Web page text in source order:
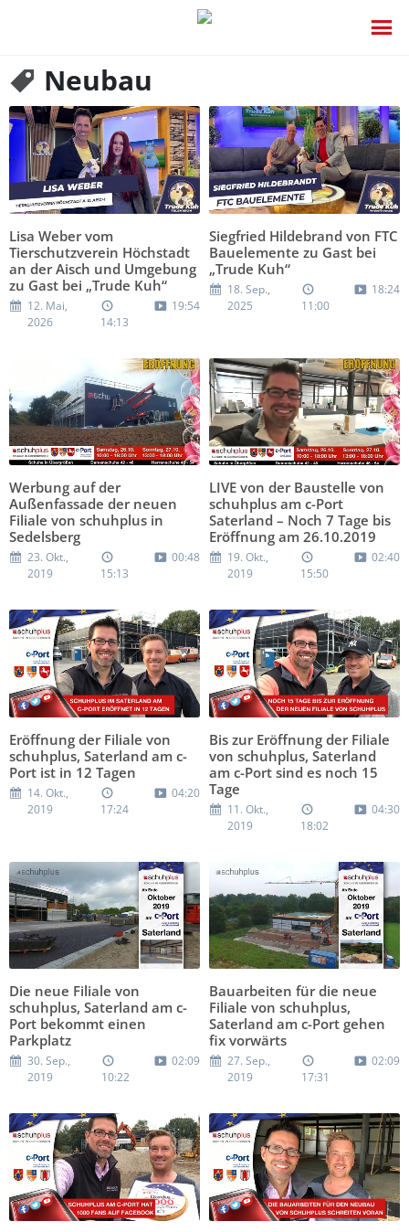
Neubau
Lisa Weber vom
Tierschutzverein Höchstadt
an der Aisch und Umgebung
zu Gast bei „Trude Kuh“
12. Mai,
2026
14:13
19:54
Siegfried Hildebrand von FTC
Bauelemente zu Gast bei
„Trude Kuh“
18. Sep.,
2025
11:00
18:24
Werbung auf der
Außenfassade der neuen
Filiale von schuhplus in
Sedelsberg
23. Okt.,
2019
15:13
00:48
LIVE von der Baustelle von
schuhplus am c-Port
Saterland – Noch 7 Tage bis
Eröffnung am 26.10.2019
19. Okt.,
2019
15:50
02:40
Eröffnung der Filiale von
schuhplus, Saterland am c-
Port ist in 12 Tagen
14. Okt.,
2019
17:24
04:20
Bis zur Eröffnung der Filiale
von schuhplus, Saterland
am c-Port sind es noch 15
Tage
11. Okt.,
2019
18:02
04:30
Die neue Filiale von
schuhplus, Saterland am c-
Port bekommt einen
Parkplatz
30. Sep.,
2019
10:22
02:09
Bauarbeiten für die neue
Filiale von schuhplus,
Saterland am c-Port gehen
fix vorwärts
27. Sep.,
2019
17:31
02:09